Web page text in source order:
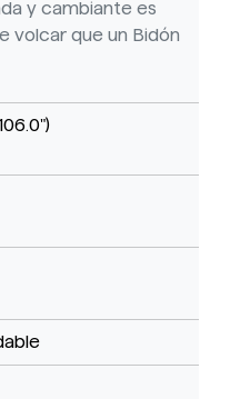
y cambiante es
volcar que un Bidón